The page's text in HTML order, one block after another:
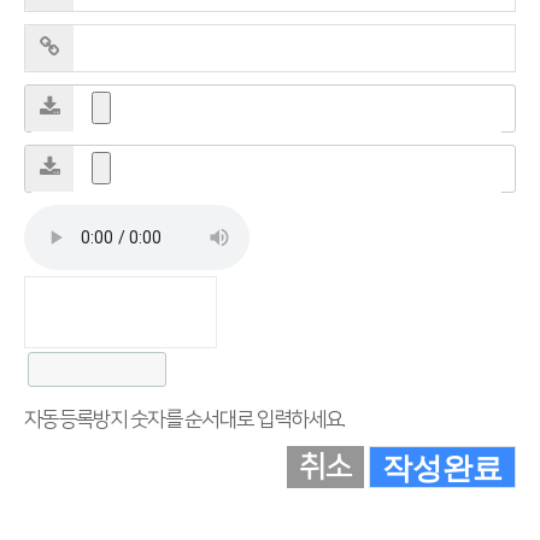
자동등록방지 숫자를 순서대로 입력하세요.
취소